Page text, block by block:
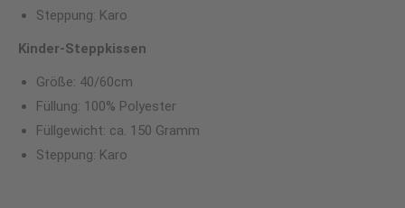
Steppung: Karo
Kinder-Steppkissen
Größe: 40/60cm
Füllung: 100% Polyester
Füllgewicht: ca. 150 Gramm
Steppung: Karo